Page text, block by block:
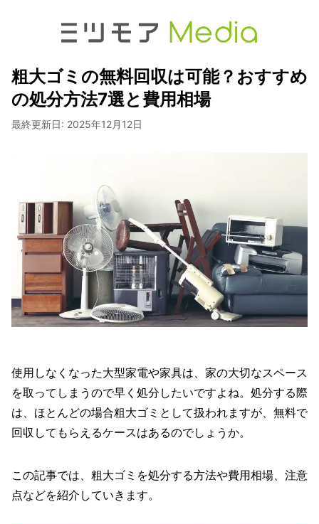
粗大ゴミの無料回収は可能？おすすめ
の処分方法7選と費用相場
最終更新日: 2025年12月12日
使用しなくなった大型家電や家具は、家の大切なスペース
を取ってしまうので早く処分したいですよね。処分する際
は、ほとんどの場合粗大ゴミとして扱われますが、無料で
回収してもらえるケースはあるのでしょうか。
この記事では、粗大ゴミを処分する方法や費用相場、注意
点などを紹介していきます。